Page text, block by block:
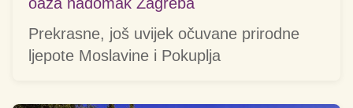
Prekrasne, još uvijek očuvane prirodne
ljepote Moslavine i Pokuplja